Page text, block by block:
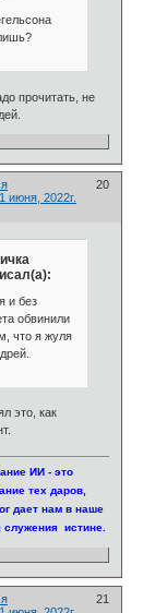
прочитать, не
20
июня, 2022г.
и без
обвинили
что я жуля
это, как
ИИ - это
тех даров,
дает нам в наше
служения истине.
21